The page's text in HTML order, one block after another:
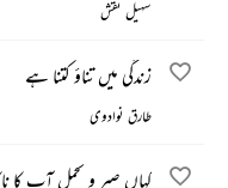
سہیل نقش
زندگی میں تناؤ کتنا ہے
طارق نوادوی
کہاں صبر و تحمل آپ کا